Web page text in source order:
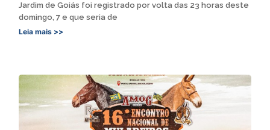
Jardim de Goiás foi registrado por volta das 23 horas deste
domingo, 7 e que seria de
Leia mais >>